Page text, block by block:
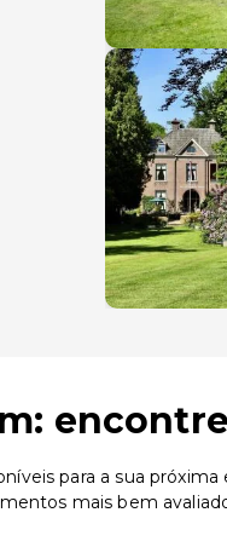
para a sua
mais bem